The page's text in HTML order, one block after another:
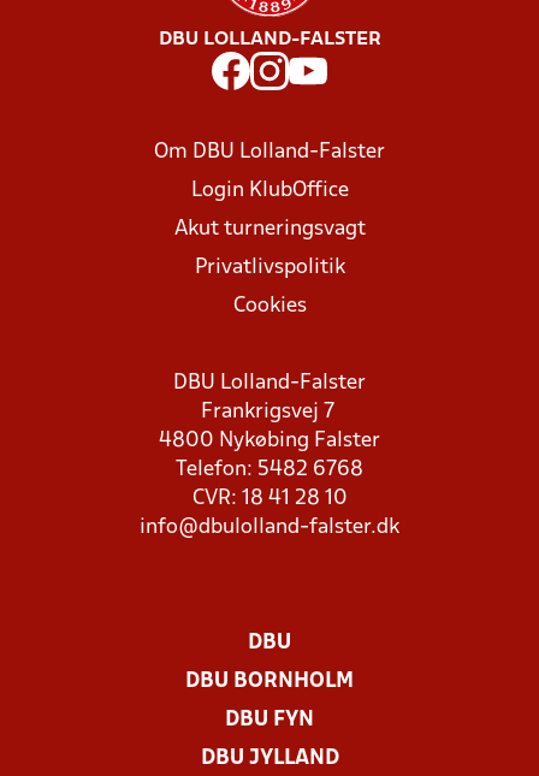
DBU LOLLAND-FALSTER
Om DBU Lolland-Falster
Login KlubOffice
Akut turneringsvagt
Privatlivspolitik
Cookies
DBU Lolland-Falster
Frankrigsvej 7
4800 Nykøbing Falster
Telefon: 5482 6768
CVR: 18 41 28 10
info@dbulolland-falster.dk
DBU
DBU BORNHOLM
DBU FYN
DBU JYLLAND